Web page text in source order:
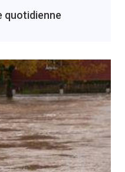
quotidienne